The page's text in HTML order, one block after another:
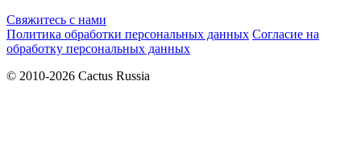
Свяжитесь с нами
Политика обработки персональных данных Согласие на
обработку персональных данных
© 2010-2026 Cactus Russia